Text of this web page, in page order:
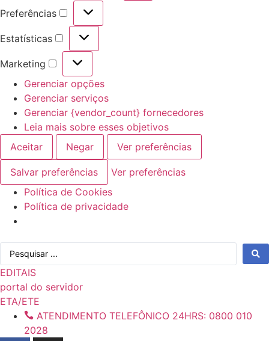
Preferências
Preferências
Estatísticas
Estatísticas
Marketing
Marketing
Gerenciar opções
Gerenciar serviços
Gerenciar {vendor_count} fornecedores
Leia mais sobre esses objetivos
Aceitar
Negar Ver preferências
Salvar preferências
Ver preferências
Política de Cookies
Política de privacidade
para
o
conteúdo
Pesquisar
EDITAIS
portal do servidor
ETA/ETE
ATENDIMENTO TELEFÔNICO 24HRS: 0800 010
2028